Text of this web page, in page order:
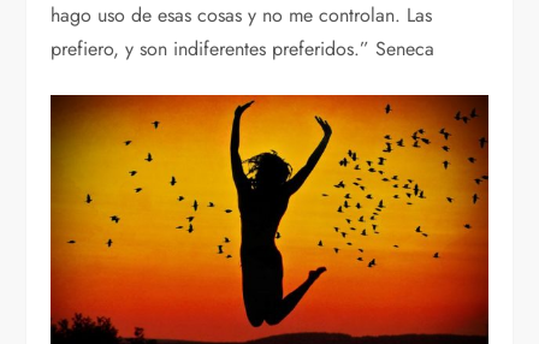
hago uso de esas cosas y no me controlan. Las
prefiero, y son indiferentes preferidos.” Seneca